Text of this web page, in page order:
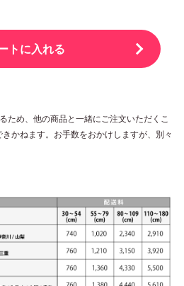
トに入れる
ため、他の商品と一緒にご注文いただくこ
かねます。お手数をおかけしますが、別々